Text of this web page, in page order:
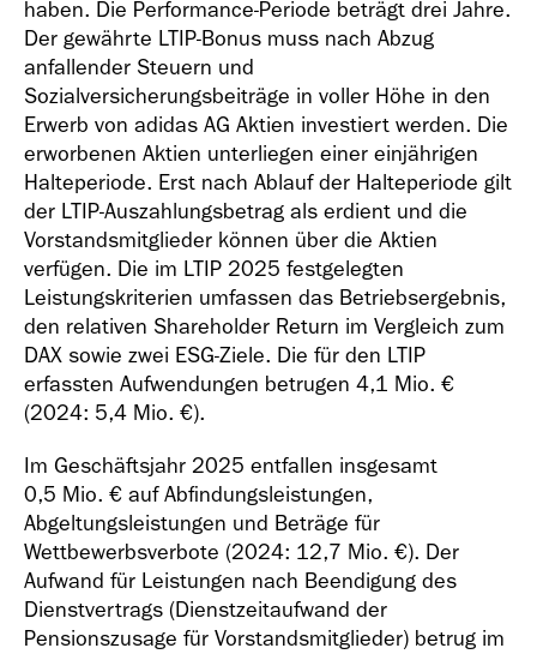
haben. Die Performance-Periode beträgt drei Jahre.
Der gewährte LTIP-Bonus muss nach Abzug
anfallender Steuern und
Sozialversicherungsbeiträge in voller Höhe in den
Erwerb von adidas AG Aktien investiert werden. Die
erworbenen Aktien unterliegen einer einjährigen
Halteperiode. Erst nach Ablauf der Halteperiode gilt
der LTIP-Auszahlungsbetrag als erdient und die
Vorstandsmitglieder können über die Aktien
verfügen. Die im LTIP 2025 festgelegten
Leistungskriterien umfassen das Betriebsergebnis,
den relativen Shareholder Return im Vergleich zum
DAX sowie zwei ESG-Ziele. Die für den LTIP
erfassten Aufwendungen betrugen 4,1 Mio. €
(2024: 5,4 Mio. €).
Im Geschäftsjahr 2025 entfallen insgesamt
0,5 Mio. € auf Abfindungsleistungen,
Abgeltungsleistungen und Beträge für
Wettbewerbsverbote (2024: 12,7 Mio. €). Der
Aufwand für Leistungen nach Beendigung des
Dienstvertrags (Dienstzeitaufwand der
Pensionszusage für Vorstandsmitglieder) betrug im